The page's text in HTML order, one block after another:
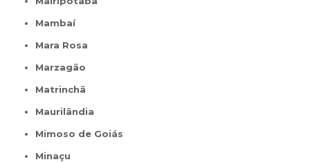
Mambaí
Mara Rosa
Marzagão
Matrinchã
Maurilândia
Mimoso de Goiás
Minaçu